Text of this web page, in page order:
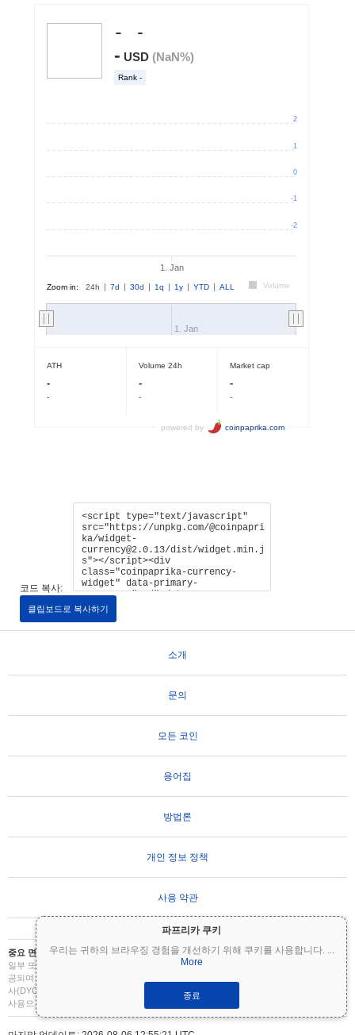
파프리카 쿠키
우리는 귀하의 브라우징 경험을 개선하기 위해 쿠키를 사용합니다. ...
More
종료
코드 복사:
클립보드로 복사하기
소개
문의
모든 코인
용어집
방법론
개인 정보 정책
사용 약관
중요 면책 조항: 암호화폐는 변동성이 매우 높으며 상당한 위험을 수반합니다. 투자금의
일부 또는 전부를 잃을 수 있습니다. Coinpaprika의 모든 정보는 정보 제공 목적으로만 제
공되며 재무 또는 투자 조언을 구성하지 않습니다. 투자 결정을 내리기 전에 항상 직접 조
사(DYOR)를 수행하고 자격을 갖춘 재무 고문과 상담하십시오. Coinpaprika는 이 정보의
사용으로 인한 손실에 대해 책임을 지지 않습니다.